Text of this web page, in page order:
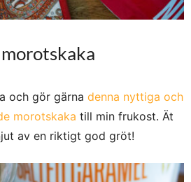
och gör gärna denna nyttiga och
morotskaka till min frukost. Ät
av en riktigt god gröt!